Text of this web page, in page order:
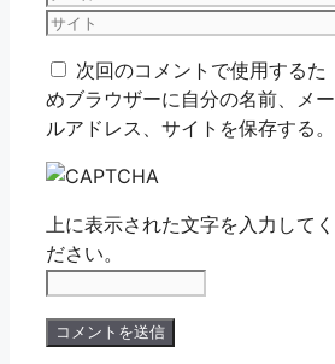
ー
サ
ト 次回のコメントで使用するた
めブラウザーに自分の名前、メー
ルアドレス、サイトを保存する。
上に表示された文字を入力してく
ださい。